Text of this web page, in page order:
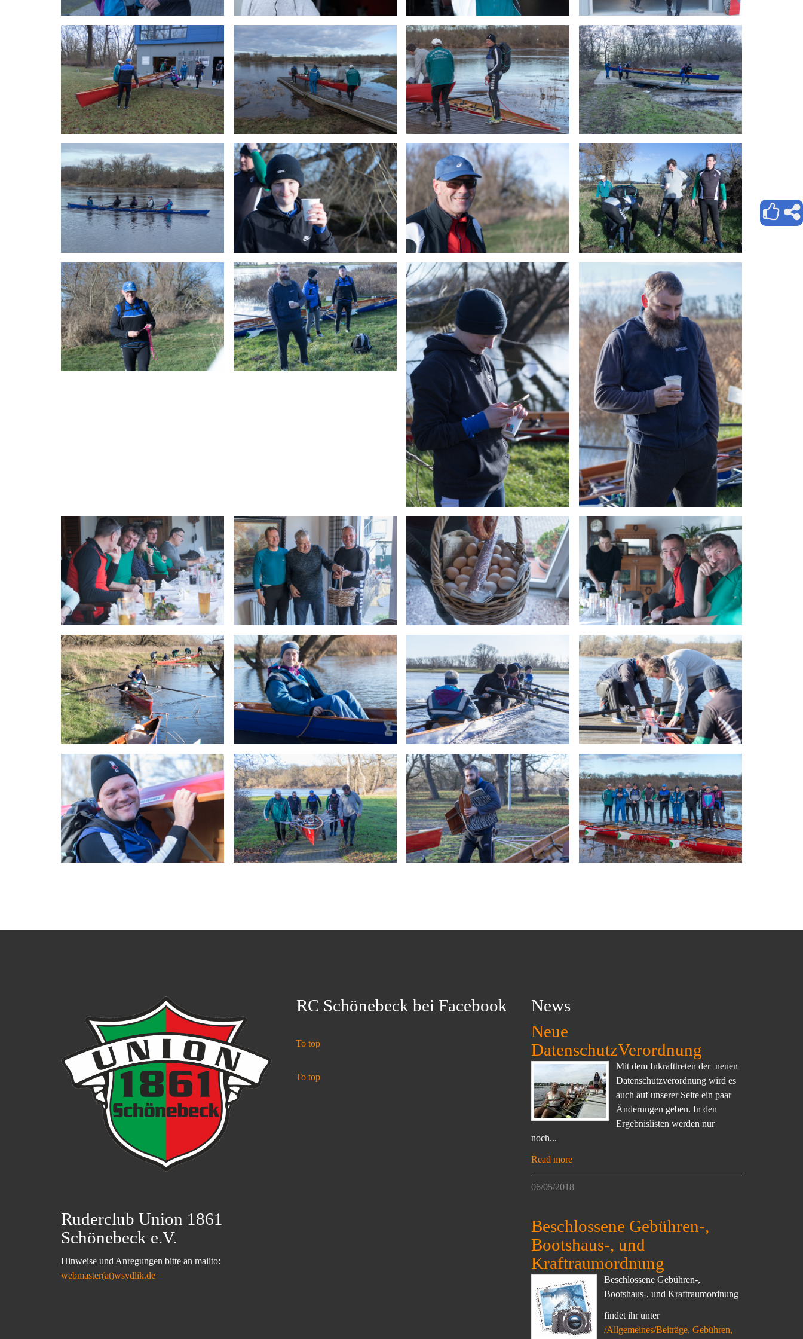
Ruderclub Union 1861
Schönebeck e.V.
Hinweise und Anregungen bitte an mailto:
webmaster(at)wsydlik.de
RC Schönebeck bei Facebook
To top
To top
News
Neue
DatenschutzVerordnung
Mit dem Inkrafttreten der neuen
Datenschutzverordnung wird es
auch auf unserer Seite ein paar
Änderungen geben. In den
Ergebnislisten werden nur
noch...
Read more
06/05/2018
Beschlossene Gebühren-,
Bootshaus-, und
Kraftraumordnung
Beschlossene Gebühren-,
Bootshaus-, und Kraftraumordnung
findet ihr unter
/Allgemeines/Beiträge, Gebühren,